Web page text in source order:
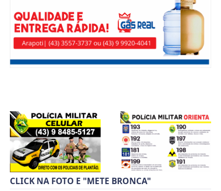
CLICK NA FOTO E "METE BRONCA"